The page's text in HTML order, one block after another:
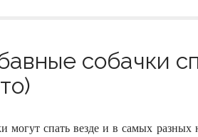
собачки
могут спать везде и в самых разных